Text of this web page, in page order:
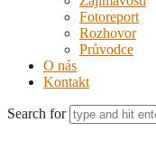
Fotoreport
Rozhovor
Průvodce
O nás
Kontakt
Search for